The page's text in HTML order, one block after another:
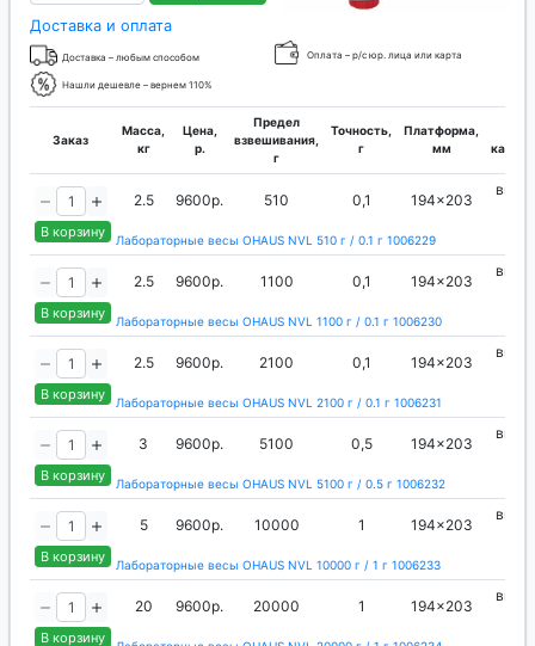
Доставка и оплата
Доставка – любым способом Оплата – р/с юр. лица или карта
Нашли дешевле – вернем 110%
Заказ
Масса,
кг
Цена,
р.
Предел
взвешивания,
г
Точность,
г
Платформа,
мм
В корзину
2.5 9600р. 510 0,1 194x203
Лабораторные весы OHAUS NVL 510 г / 0.1 г 1006229
В корзину
2.5 9600р. 1100 0,1 194x203
Лабораторные весы OHAUS NVL 1100 г / 0.1 г 1006230
В корзину
2.5 9600р. 2100 0,1 194x203
Лабораторные весы OHAUS NVL 2100 г / 0.1 г 1006231
В корзину
3 9600р. 5100 0,5 194x203
Лабораторные весы OHAUS NVL 5100 г / 0.5 г 1006232
В корзину
5 9600р. 10000 1 194x203
Лабораторные весы OHAUS NVL 10000 г / 1 г 1006233
В корзину
20 9600р. 20000 1 194x203